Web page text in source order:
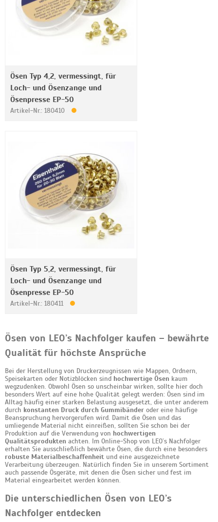
Ösen Typ 4,2, vermessingt, für
Loch- und Ösenzange und
Ösenpresse EP-50
Artikel-Nr.: 180410
Ösen Typ 5,2, vermessingt, für
Loch- und Ösenzange und
Ösenpresse EP-50
Artikel-Nr.: 180411
Ösen von LEO’s Nachfolger kaufen – bewährte
Qualität für höchste Ansprüche
Bei der Herstellung von Druckerzeugnissen wie Mappen, Ordnern,
Speisekarten oder Notizblöcken sind hochwertige Ösen kaum
wegzudenken. Obwohl Ösen so unscheinbar wirken, sollte hier doch
besonders Wert auf eine hohe Qualität gelegt werden: Ösen sind im
Alltag häufig einer starken Belastung ausgesetzt, die unter anderem
durch konstanten Druck durch Gummibänder oder eine häufige
Beanspruchung hervorgerufen wird. Damit die Ösen und das
umliegende Material nicht einreißen, sollten Sie schon bei der
Produktion auf die Verwendung von hochwertigen
Qualitätsprodukten achten. Im Online-Shop von LEO’s Nachfolger
erhalten Sie ausschließlich bewährte Ösen, die durch eine besonders
robuste Materialbeschaffenheit und eine ausgezeichnete
Verarbeitung überzeugen. Natürlich finden Sie in unserem Sortiment
auch passende Ösgeräte, mit denen die Ösen sicher und fest im
Material eingearbeitet werden können.
Die unterschiedlichen Ösen von LEO’s
Nachfolger entdecken